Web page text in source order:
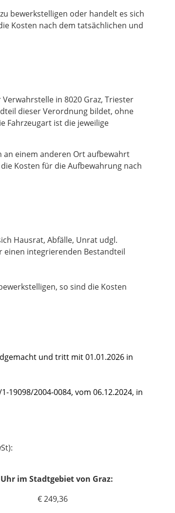
bewerkstelligen oder handelt es sich
Kosten nach dem tatsächlichen und
in 8020 Graz, Triester
dieser Verordnung bildet, ohne
Fahrzeugart ist die jeweilige
einem anderen Ort aufbewahrt
Kosten für die Aufbewahrung nach
Hausrat, Abfälle, Unrat udgl.
einen integrierenden Bestandteil
so sind die Kosten
und tritt mit 01.01.2026 in
2004-0084, vom 06.12.2024, in
im Stadtgebiet von Graz:
€ 249,36